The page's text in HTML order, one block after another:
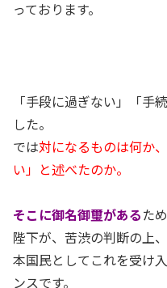
っております。
「手段に過ぎない」「手
した。
では対になるものは何か
い」と述べたのか。
そこに御名御璽があるた
陛下が、苦渋の判断の上
本国民としてこれを受け
ンスです。